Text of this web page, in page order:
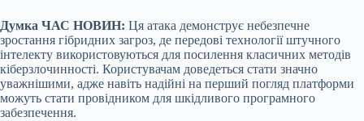
Думка ЧАС НОВИН: Ця атака демонструє небезпечне
зростання гібридних загроз, де передові технології штучного
інтелекту використовуються для посилення класичних методів
кіберзлочинності. Користувачам доведеться стати значно
уважнішими, адже навіть надійні на перший погляд платформи
можуть стати провідником для шкідливого програмного
забезпечення.